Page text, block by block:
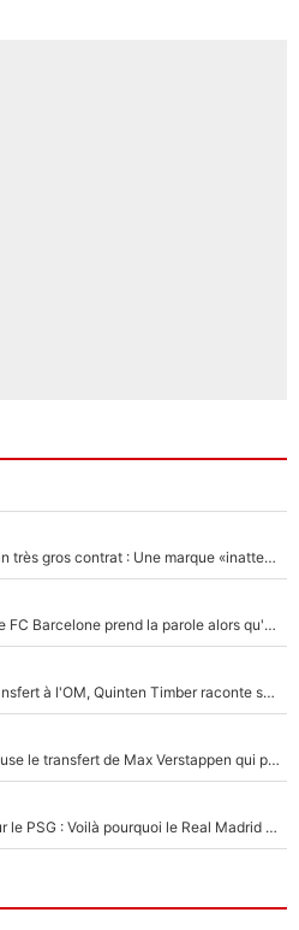
Kylian Mbappé lâche Nike pour un très gros contrat : Une marque «inattendue» va frapper très fort
Ferran Torres a dit oui au PSG : Le FC Barcelone prend la parole alors qu'un transfert de l'attaquant espagnol prend forme
En plein cauchemar après son transfert à l'OM, Quinten Timber raconte ses doutes après sa signature à Marseille
F1 - Une légende de McLaren refuse le transfert de Max Verstappen qui pourrait «faire des vagues» et plomber l'ambiance dans l'équipe
Yan Diomandé était trop cher pour le PSG : Voilà pourquoi le Real Madrid a accepté de payer la somme record de 140M€ pour boucler son transfert !